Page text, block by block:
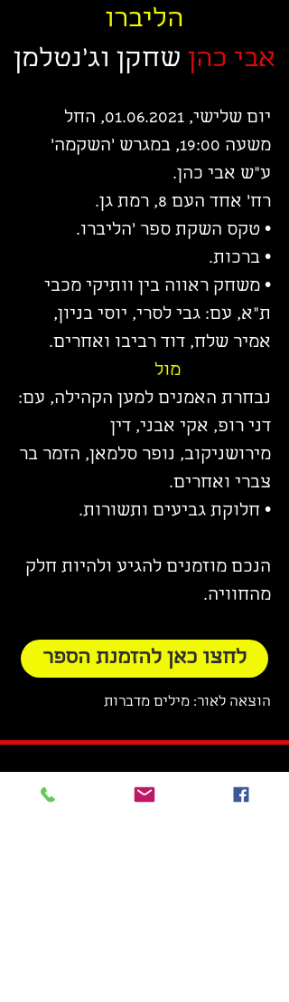
הליברו
אבי כהן שחקן וג'נטלמן
יום שלישי, 01.06.2021, החל
משעה 19:00, במגרש ׳השקמה׳
ע״ש אבי כהן.
רח׳ אחד העם 8, רמת גן.
• טקס השקת ספר ׳הליברו.
• ברכות.
• משחק ראווה בין וותיקי מכבי
ת״א, עם: גבי לסרי, יוסי בניון,
אמיר שלח, דוד רביבו ואחרים.
מול
נבחרת האמנים למען הקהילה, עם:
דני רופ, אקי אבני, דין
מירושניקוב, נופר סלמאן, הזמר בר
צברי ואחרים.
• חלוקת גביעים ותשורות.
הנכם מוזמנים להגיע ולהיות חלק
מהחוויה.
לחצו כאן להזמנת הספר
הוצאה לאור: מילים מדברות